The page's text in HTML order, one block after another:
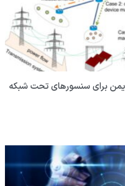
برای سنسورهای تحت شبکه